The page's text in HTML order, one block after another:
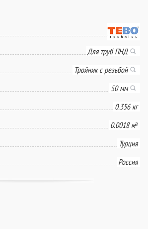
Для труб ПНД
Тройник с резьбой
50 мм
0.356 кг
0.0018 м³
Турция
Россия